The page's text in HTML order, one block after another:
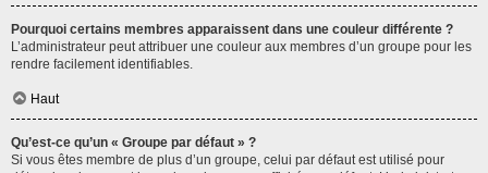
Pourquoi certains membres apparaissent dans une couleur différente ?
L’administrateur peut attribuer une couleur aux membres d’un groupe pour les
rendre facilement identifiables.
Haut
Qu’est-ce qu’un « Groupe par défaut » ?
Si vous êtes membre de plus d’un groupe, celui par défaut est utilisé pour